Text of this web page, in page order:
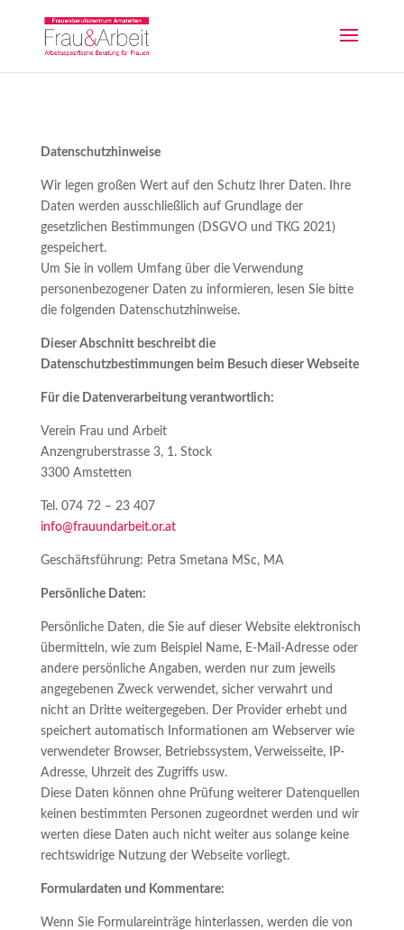
Datenschutzhinweise
Wir legen großen Wert auf den Schutz Ihrer Daten. Ihre
Daten werden ausschließlich auf Grundlage der
gesetzlichen Bestimmungen (DSGVO und TKG 2021)
gespeichert.
Um Sie in vollem Umfang über die Verwendung
personenbezogener Daten zu informieren, lesen Sie bitte
die folgenden Datenschutzhinweise.
Dieser Abschnitt beschreibt die
Datenschutzbestimmungen beim Besuch dieser Webseite
Für die Datenverarbeitung verantwortlich:
Verein Frau und Arbeit
Anzengruberstrasse 3, 1. Stock
3300 Amstetten
Tel. 074 72 – 23 407
info@frauundarbeit.or.at
Geschäftsführung: Petra Smetana MSc, MA
Persönliche Daten:
Persönliche Daten, die Sie auf dieser Website elektronisch
übermitteln, wie zum Beispiel Name, E-Mail-Adresse oder
andere persönliche Angaben, werden nur zum jeweils
angegebenen Zweck verwendet, sicher verwahrt und
nicht an Dritte weitergegeben. Der Provider erhebt und
speichert automatisch Informationen am Webserver wie
verwendeter Browser, Betriebssystem, Verweisseite, IP-
Adresse, Uhrzeit des Zugriffs usw.
Diese Daten können ohne Prüfung weiterer Datenquellen
keinen bestimmten Personen zugeordnet werden und wir
werten diese Daten auch nicht weiter aus solange keine
rechtswidrige Nutzung der Webseite vorliegt.
Formulardaten und Kommentare:
Wenn Sie Formulareinträge hinterlassen, werden die von